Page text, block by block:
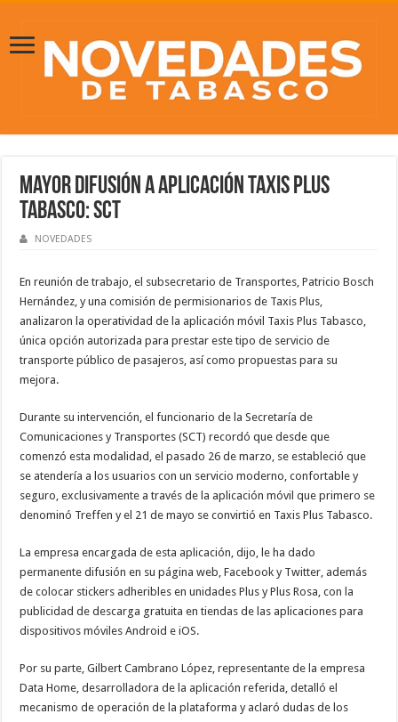
Mayor difusión a aplicación Taxis Plus
Tabasco: SCT
NOVEDADES
En reunión de trabajo, el subsecretario de Transportes, Patricio Bosch
Hernández, y una comisión de permisionarios de Taxis Plus,
analizaron la operatividad de la aplicación móvil Taxis Plus Tabasco,
única opción autorizada para prestar este tipo de servicio de
transporte público de pasajeros, así como propuestas para su
mejora.
Durante su intervención, el funcionario de la Secretaría de
Comunicaciones y Transportes (SCT) recordó que desde que
comenzó esta modalidad, el pasado 26 de marzo, se estableció que
se atendería a los usuarios con un servicio moderno, confortable y
seguro, exclusivamente a través de la aplicación móvil que primero se
denominó Treffen y el 21 de mayo se convirtió en Taxis Plus Tabasco.
La empresa encargada de esta aplicación, dijo, le ha dado
permanente difusión en su página web, Facebook y Twitter, además
de colocar stickers adheribles en unidades Plus y Plus Rosa, con la
publicidad de descarga gratuita en tiendas de las aplicaciones para
dispositivos móviles Android e iOS.
Por su parte, Gilbert Cambrano López, representante de la empresa
Data Home, desarrolladora de la aplicación referida, detalló el
mecanismo de operación de la plataforma y aclaró dudas de los